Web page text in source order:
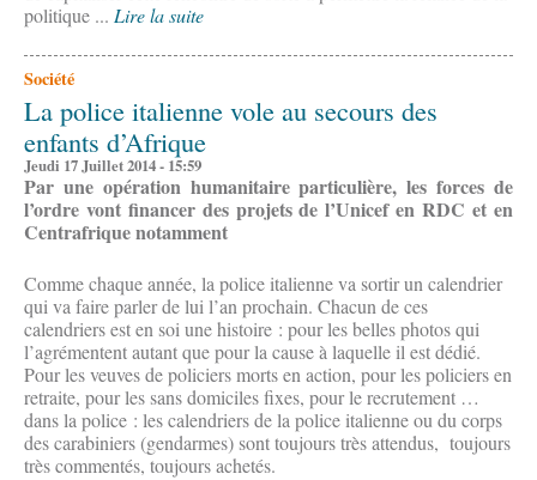
politique ... Lire la suite
Société
La police italienne vole au secours des
enfants d’Afrique
Jeudi 17 Juillet 2014 - 15:59
Par une opération humanitaire particulière, les forces de
l’ordre vont financer des projets de l’Unicef en RDC et en
Centrafrique notamment
Comme chaque année, la police italienne va sortir un calendrier
qui va faire parler de lui l’an prochain. Chacun de ces
calendriers est en soi une histoire : pour les belles photos qui
l’agrémentent autant que pour la cause à laquelle il est dédié.
Pour les veuves de policiers morts en action, pour les policiers en
retraite, pour les sans domiciles fixes, pour le recrutement …
dans la police : les calendriers de la police italienne ou du corps
des carabiniers (gendarmes) sont toujours très attendus, toujours
très commentés, toujours achetés.